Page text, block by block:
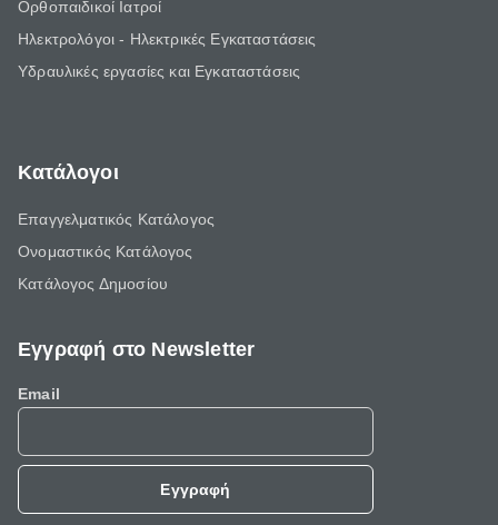
Ορθοπαιδικοί Ιατροί
Ηλεκτρολόγοι - Ηλεκτρικές Εγκαταστάσεις
Υδραυλικές εργασίες και Εγκαταστάσεις
Κατάλογοι
Επαγγελματικός Κατάλογος
Ονομαστικός Κατάλογος
Κατάλογος Δημοσίου
Εγγραφή στο Newsletter
Email
Εγγραφή